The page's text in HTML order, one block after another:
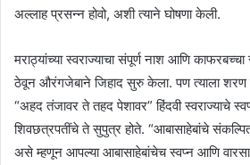
अल्लाह प्रसन्न होवो, अशी त्याने घोषणा केली.
मराठ्यांच्या स्वराज्याचा संपूर्ण नाश आणि
ठेवून औरंगजेबाने जिहाद सुरु केला. पण त्याला
“अहद तंजावर ते तहद पेशावर” हिंदवी स्वराज्याचे
शिवछत्रपतींचे ते सुपुत्र होते. “आबासाहेबांचे
असे म्हणून आपल्या आबासाहेबांचेच स्वप्न आणि